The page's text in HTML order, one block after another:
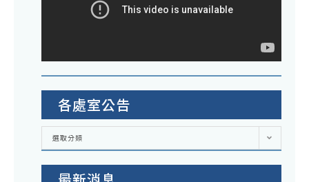
各處室公告
各
室
選取分類